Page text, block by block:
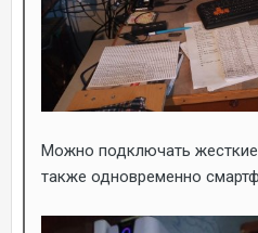
Можно подключать жесткие
также одновременно